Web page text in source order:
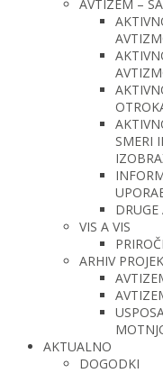
AVTIZEM –
SMERI
VIS A VIS
ARHIV
AKTUALNO
DOGODKI